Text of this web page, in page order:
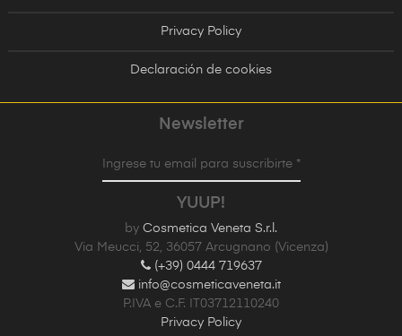
Privacy Policy
Declaración de cookies
Newsletter
Ingrese tu email para suscribirte *
YUUP!
by Cosmetica Veneta S.r.l.
Via Meucci, 52, 36057 Arcugnano (Vicenza)
(+39) 0444 719637
info@cosmeticaveneta.it
P.IVA e C.F. IT03712110240
Privacy Policy